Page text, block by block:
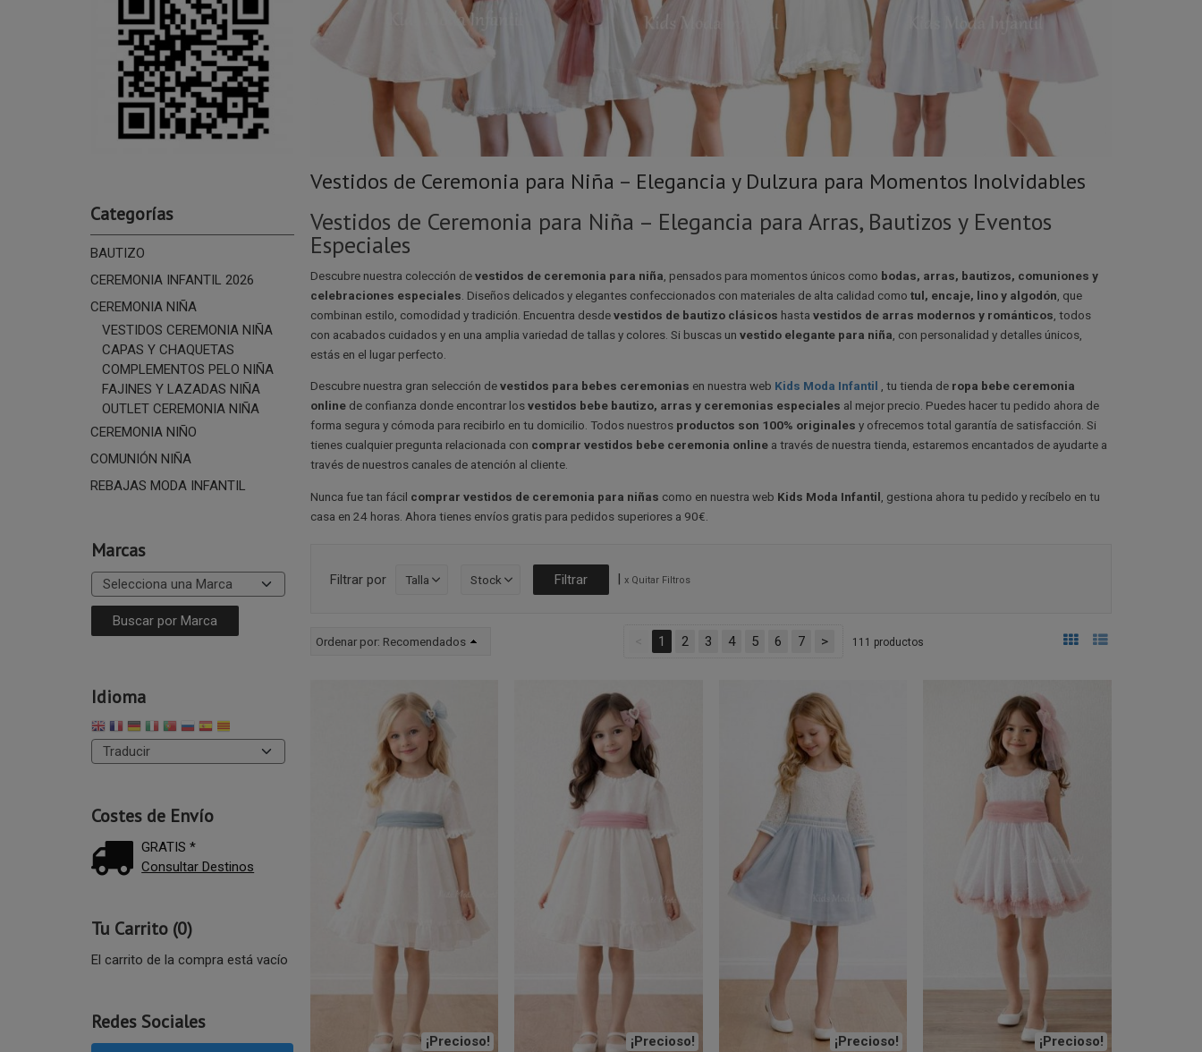
Categorías
BAUTIZO
CEREMONIA INFANTIL 2026
CEREMONIA NIÑA
VESTIDOS CEREMONIA NIÑA
CAPAS Y CHAQUETAS
COMPLEMENTOS PELO NIÑA
FAJINES Y LAZADAS NIÑA
OUTLET CEREMONIA NIÑA
CEREMONIA NIÑO
COMUNIÓN NIÑA
REBAJAS MODA INFANTIL
Marcas
Idioma
Costes de Envío
GRATIS *
Consultar Destinos
Tu Carrito (0)
El carrito de la compra está vacío
Redes Sociales
Vestidos de Ceremonia para Niña – Elegancia y Dulzura para Momentos Inolvidables
Vestidos de Ceremonia para Niña – Elegancia para Arras, Bautizos y Eventos
Especiales
Descubre nuestra colección devestidos de ceremonia para niña , pensados para momentos únicos como bodas, arras, bautizos, comuniones y
celebraciones especiales . Diseños delicados y elegantes confeccionados con materiales de alta calidad como tul, encaje, lino y algodón , que
combinan estilo, comodidad y tradición. Encuentra desdevestidos de bautizo clásicos hasta vestidos de arras modernos y románticos , todos
con acabados cuidados y en una amplia variedad de tallas y colores. Si buscas un vestido elegante para niña , con personalidad y detalles únicos,
estás en el lugar perfecto.
Descubre nuestra gran selección devestidos para bebes ceremonias en nuestra web Kids Moda Infantil , tu tienda de ropa bebe ceremonia
online de confianza donde encontrar losvestidos bebe bautizo, arras y ceremonias especiales al mejor precio. Puedes hacer tu pedido ahora de
forma segura y cómoda para recibirlo en tu domicilio. Todos nuestros productos son 100% originales y ofrecemos total garantía de satisfacción. Si
tienes cualquier pregunta relacionada con comprar vestidos bebe ceremonia onlinea través de nuestra tienda, estaremos encantados de ayudarte a
través de nuestros canales de atención al cliente.
Nunca fue tan fácil comprar vestidos de ceremonia para niñas como en nuestra web Kids Moda Infantil , gestiona ahora tu pedido y recíbelo en tu
casa en 24 horas. Ahora tienes envíos gratis para pedidos superiores a 90€.
Filtrar por Talla Stock | x Quitar Filtros
Ordenar por: Recomendados 1 2 3 4 5 6 7 > 111 productos
¡Precioso! ¡Precioso! ¡Precioso! ¡Precioso!